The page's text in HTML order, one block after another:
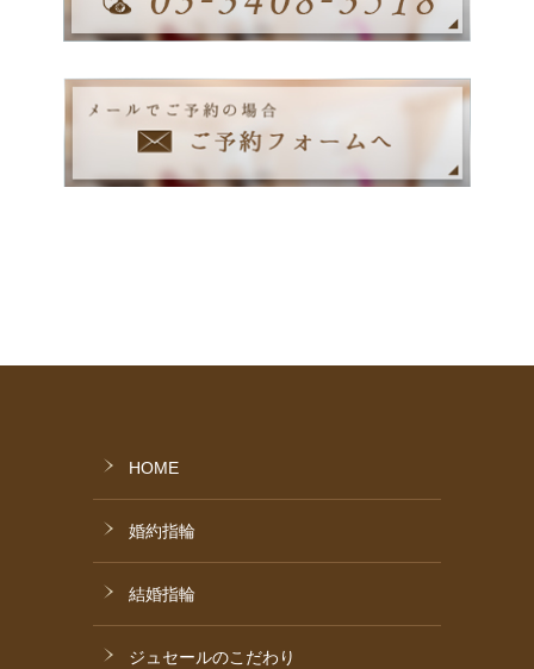
HOME
婚約指輪
結婚指輪
ジュセールのこだわり